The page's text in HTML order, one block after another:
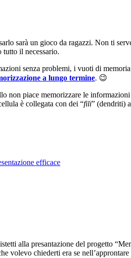
sarà un gioco da ragazzi. Non ti
tutto il necessario.
senza problemi, i vuoti di
a lungo termine. 😉
non piace memorizzare le
è collegata con dei “fili” (dendriti)
efficace
alla presantazione del progetto
volevo chiederti era se